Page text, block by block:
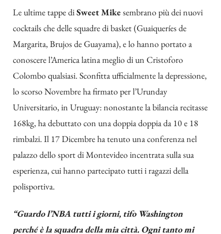
Le ultime tappe diSweet Mike sembrano più dei nuovi
cocktails che delle squadre di basket (Guaiqueríes de
Margarita, Brujos de Guayama), e lo hanno portato a
conoscere l’America latina meglio di un Cristoforo
Colombo qualsiasi. Sconfitta ufficialmente la depressione,
lo scorso Novembre ha firmato per l’Urunday
Universitario, in Uruguay: nonostante la bilancia recitasse
168kg, ha debuttato con una doppia doppia da 10 e 18
rimbalzi. Il 17 Dicembre ha tenuto una conferenza nel
palazzo dello sport di Montevideo incentrata sulla sua
esperienza, cui hanno partecipato tutti i ragazzi della
polisportiva.
“Guardo l’NBA tutti i giorni, tifo Washington
perché è la squadra della mia città. Ogni tanto mi